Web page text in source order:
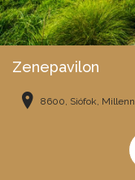
Zenepavilon
8600, Siófok,